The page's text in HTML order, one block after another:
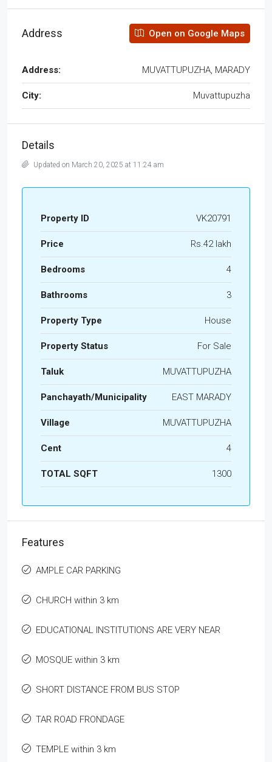
Address Open on Google Maps
Address: MUVATTUPUZHA, MARADY
City: Muvattupuzha
Details
Updated on March 20, 2025 at 11:24 am
Property ID VK20791
Price Rs.42 lakh
Bedrooms 4
Bathrooms 3
Property Type House
Property Status For Sale
Taluk MUVATTUPUZHA
Panchayath/Municipality EAST MARADY
Village MUVATTUPUZHA
Cent 4
TOTAL SQFT 1300
Features
AMPLE CAR PARKING
CHURCH within 3 km
EDUCATIONAL INSTITUTIONS ARE VERY NEAR
MOSQUE within 3 km
SHORT DISTANCE FROM BUS STOP
TAR ROAD FRONDAGE
TEMPLE within 3 km